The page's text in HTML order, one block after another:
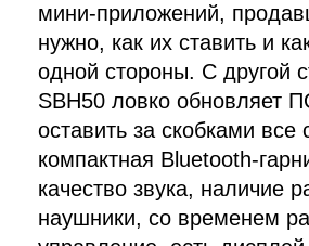
мини-приложений,
нужно, как их ставить и
одной стороны. С другой
SBH50 ловко обновляет
оставить за скобками
компактная Bluetooth-
качество звука, наличие
наушники, со временем